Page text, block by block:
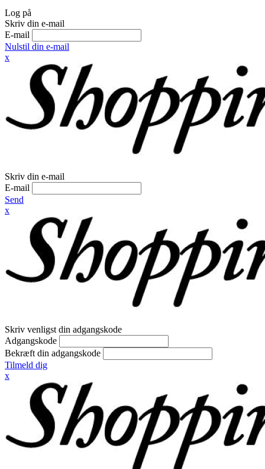
Log på
Skriv din e-mail
E-mail
Nulstil din e-mail
x
Skriv din e-mail
E-mail
Send
x
Skriv venligst din adgangskode
Adgangskode
Bekræft din adgangskode
Tilmeld dig
x